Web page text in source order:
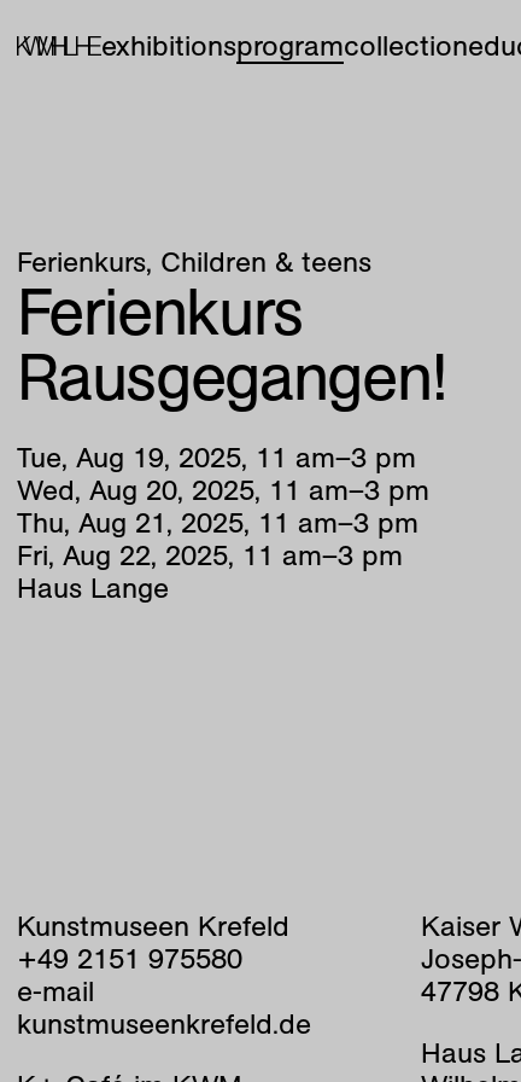
exhibitionsprogramcollection
Ferienkurs Children & teens
Ferienkurs
Rausgegangen!
Tue, Aug 19, 2025, 11 am–3 pm
Wed, Aug 20, 2025, 11 am–3 pm
Thu, Aug 21, 2025, 11 am–3 pm
Fri, Aug 22, 2025, 11 am–3 pm
Haus Lange
Kunstmuseen Krefeld
+49 2151 975580
e-mail
kunstmuseenkrefeld.de
Kaiser
47798
Haus